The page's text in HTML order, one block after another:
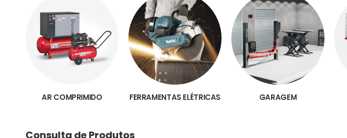
AR COMPRIMIDO FERRAMENTAS ELÉTRICAS GARAGEM
Consulta de Produtos